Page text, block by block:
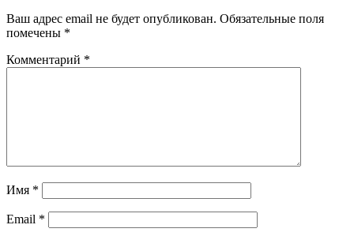
Ваш адрес email не будет опубликован. Обязательные поля
помечены *
Комментарий *
Имя *
Email *